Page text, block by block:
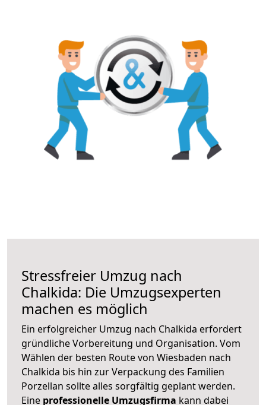
Stressfreier Umzug nach
Chalkida: Die Umzugsexperten
machen es möglich
Ein erfolgreicher Umzug nach Chalkida erfordert
gründliche Vorbereitung und Organisation. Vom
Wählen der besten Route von Wiesbaden nach
Chalkida bis hin zur Verpackung des Familien
Porzellan sollte alles sorgfältig geplant werden.
Eine professionelle Umzugsfirma kann dabei